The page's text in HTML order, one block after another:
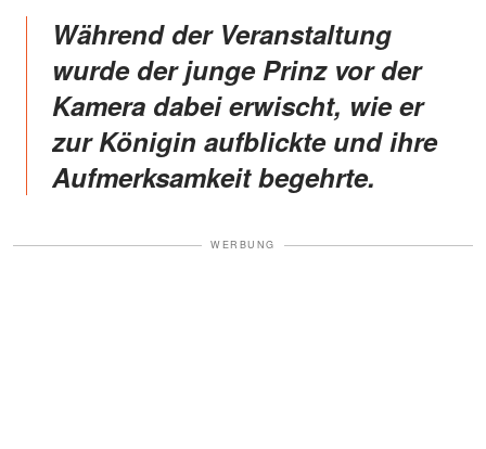
Während der Veranstaltung
wurde der junge Prinz vor der
Kamera dabei erwischt, wie er
zur Königin aufblickte und ihre
Aufmerksamkeit begehrte.
WERBUNG